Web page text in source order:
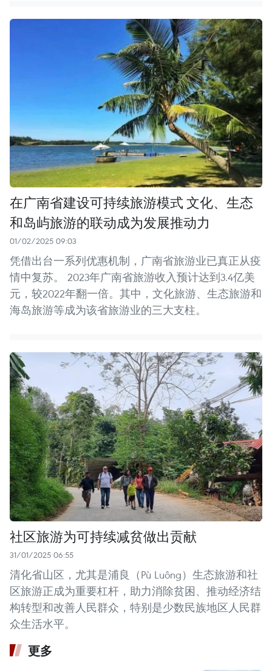
在广南省建设可持续旅游模式 文化、生态
和岛屿旅游的联动成为发展推动力
01/02/2025 09:03
凭借出台一系列优惠机制，广南省旅游业已真正从疫
情中复苏。 2023年广南省旅游收入预计达到3.4亿美
元，较2022年翻一倍。其中，文化旅游、生态旅游和
海岛旅游等成为该省旅游业的三大支柱。
社区旅游为可持续减贫做出贡献
31/01/2025 06:55
清化省山区，尤其是浦良（Pù Luông）生态旅游和社
区旅游正成为重要杠杆，助力消除贫困、推动经济结
构转型和改善人民群众，特别是少数民族地区人民群
众生活水平。
更多